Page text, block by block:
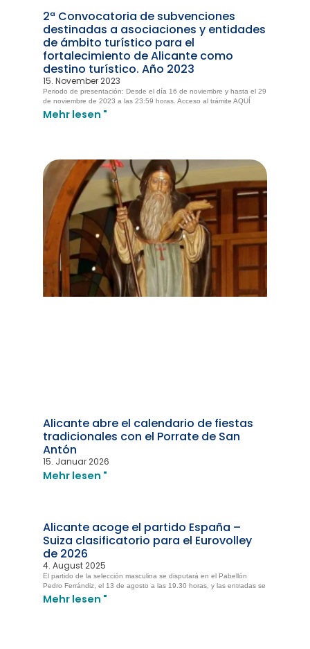
2ª Convocatoria de subvenciones
destinadas a asociaciones y entidades
de ámbito turístico para el
fortalecimiento de Alicante como
destino turístico. Año 2023
15. November 2023
Periodo de presentación: Desde el día 16 de noviembre y hasta el 29
de noviembre de 2023 a las 23:59 horas. Acceso al trámite AQUÍ
Mehr lesen "
Alicante abre el calendario de fiestas
tradicionales con el Porrate de San
Antón
15. Januar 2026
Mehr lesen "
Alicante acoge el partido España –
Suiza clasificatorio para el Eurovolley
de 2026
4. August 2025
El partido de la selección masculina se disputará en el Pabellón
Pedro Ferrándiz, el 13 de agosto a las 19.30 horas, y las entradas se
Mehr lesen "